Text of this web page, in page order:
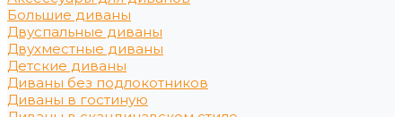
Большие диваны
Двуспальные диваны
Двухместные диваны
Детские диваны
Диваны без подлокотников
Диваны в гостиную